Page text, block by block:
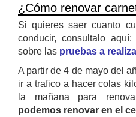
¿Cómo renovar
Si quieres saer cuanto
conducir, consultalo aquí:
sobre las pruebas a
A partir de 4 de mayo del
ir a trafico a hacer colas
la mañana para
podemos renovar en el